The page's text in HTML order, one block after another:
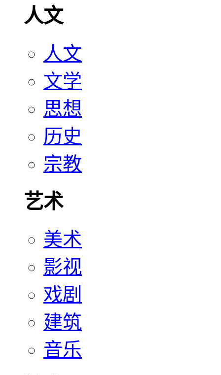
人文
人文
文学
思想
历史
宗教
艺术
美术
影视
戏剧
建筑
音乐